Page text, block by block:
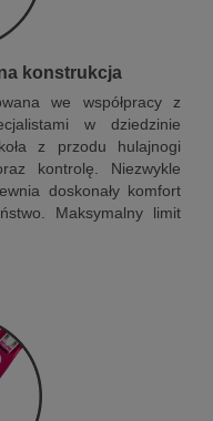
konstrukcja
we współpracy z
w dziedzinie
z przodu hulajnogi
kontrolę. Niezwykle
doskonały komfort
Maksymalny limit